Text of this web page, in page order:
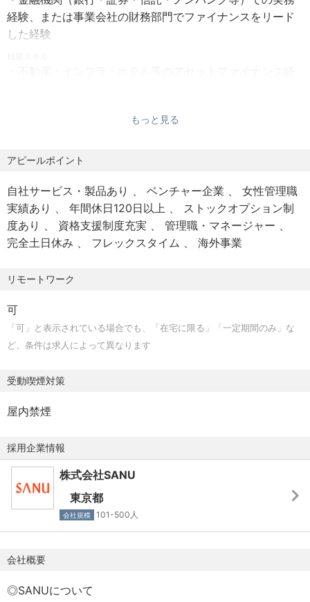
自然の中での暮らしを必要な分だけ所有する、共同オーナ
ープラン
・2020/08 シードラウンドとして1億円を調達
・2021/11 拠点開発費用として総額22億円を調達
・2022/04 シリーズAファーストクローズで10億円の資金
調達 事業拡大に向け、採用強化へ
・2022/07 シリーズＡ総額19億円の調達実施 累積調達金額
が約50億円に到達
自然を軽やかに繋ぐライフスタイルを加速
・2024/04 70億円の追加資金調達を実行。累積調達金額は
120億円へ
・2025/05 シリーズ B 総額 64.5 億円の調達実施
サブスクリプションから高単価の商材にサービスを広げ、
「別荘を持つ」という文化・新たなライフスタイルを提案
サービス展開エリアも広がり、ユーザー様も一気に増えて
いく、とても面白いフェーズにあります。
これからも、“自然と共に生きる”ライフスタイルの可能性を
追求していきます。
たものへ変えていこうとしています。
る。その大きな挑戦を、あなたの力で一緒に進めません
◆待遇（福利厚生）
・ SANU 2nd Home for Staff - 4泊/半期の利用補助(曜日/
・ 健康保険（協会けんぽ）、厚生年金、雇用保険、労災保
険を完備
■受動喫煙対策
経験、または事業会社の財務部門でファイナンスをリード
した経験
【求める人物像】
・Live with nature. の理念への共感ができる方
・企業の成長とともに、経理・財務の面から貢献したいと
いう意欲がある方
・変化の多い環境でも自ら考え、主体的に行動したい方
・IPO準備だけでなく、上場後の体制整備、IR対応、財務戦
・経営陣・他部署との連携を円滑に行い、組織を横断的に
リードした経験がある方
もっと見る
アピールポイント
自社サービス・製品あり ベンチャー企業
女性管理職
実績あり
年間休日120日以上
ストックオプション制
度あり
資格支援制度充実
管理職・マネージャー
完全土日休み
フレックスタイム 海外事業
リモートワーク
可
「可」と表示されている場合でも、「在宅に限る」「一定期間のみ」な
ど、条件は求人によって異なります
受動喫煙対策
屋内禁煙
採用企業情報
株式会社SANU
東京都
会社規模 101-500人
会社概要
◎SANUについて